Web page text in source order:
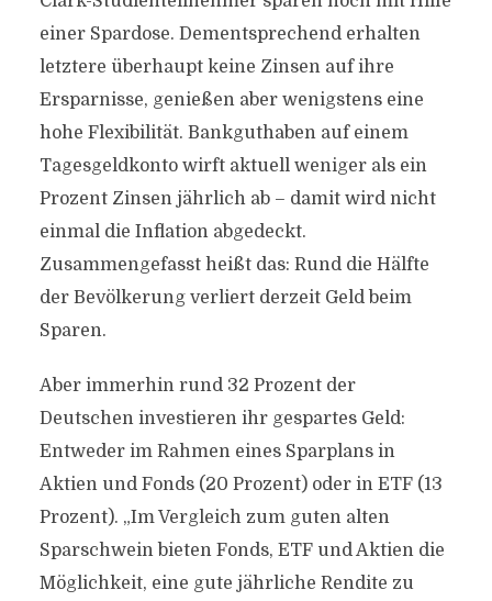
einer Spardose. Dementsprechend erhalten
letztere überhaupt keine Zinsen auf ihre
Ersparnisse, genießen aber wenigstens eine
hohe Flexibilität. Bankguthaben auf einem
Tagesgeldkonto wirft aktuell weniger als ein
Prozent Zinsen jährlich ab – damit wird nicht
einmal die Inflation abgedeckt.
Zusammengefasst heißt das: Rund die Hälfte
der Bevölkerung verliert derzeit Geld beim
Sparen.
Aber immerhin rund 32 Prozent der
Deutschen investieren ihr gespartes Geld:
Entweder im Rahmen eines Sparplans in
Aktien und Fonds (20 Prozent) oder in ETF (13
Prozent). „Im Vergleich zum guten alten
Sparschwein bieten Fonds, ETF und Aktien die
Möglichkeit, eine gute jährliche Rendite zu